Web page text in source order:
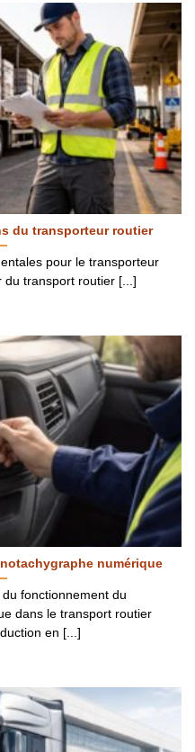
du transporteur routier
pour le transporteur
transport routier [...]
numérique
fonctionnement du
dans le transport routier
en [...]